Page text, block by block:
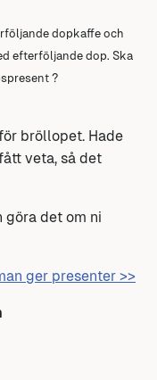
dopkaffe och
efterföljande dop. Ska
?
bröllopet. Hade
veta, så det
göra det om ni
ger presenter >>